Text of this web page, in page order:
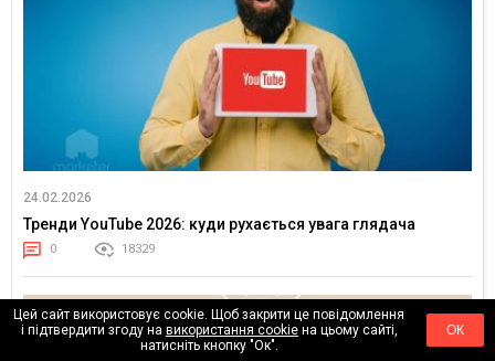
24.02.2026
Тренди YouTube 2026: куди рухається увага глядача
0 18329
Цей сайт використовує cookie. Щоб закрити це повідомлення
і підтвердити згоду на використання cookieна цьому сайті,
натисніть кнопку "Ок".
ОК